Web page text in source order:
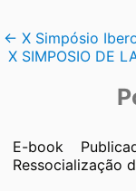
← X Simpósio
X SIMPOSIO DE
E-book
Ressocialização